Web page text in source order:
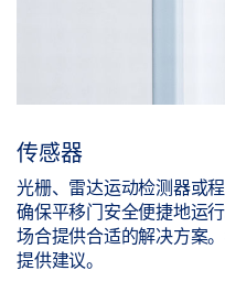
传感器
光栅、雷达运动检测器或
确保平移门安全便捷地运
场合提供合适的解决方案
提供建议。